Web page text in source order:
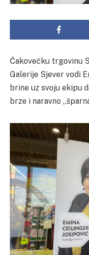
Čakovečku trgovinu
Galerije Sjever vodi
brine uz svoju ekipu
brze i naravno